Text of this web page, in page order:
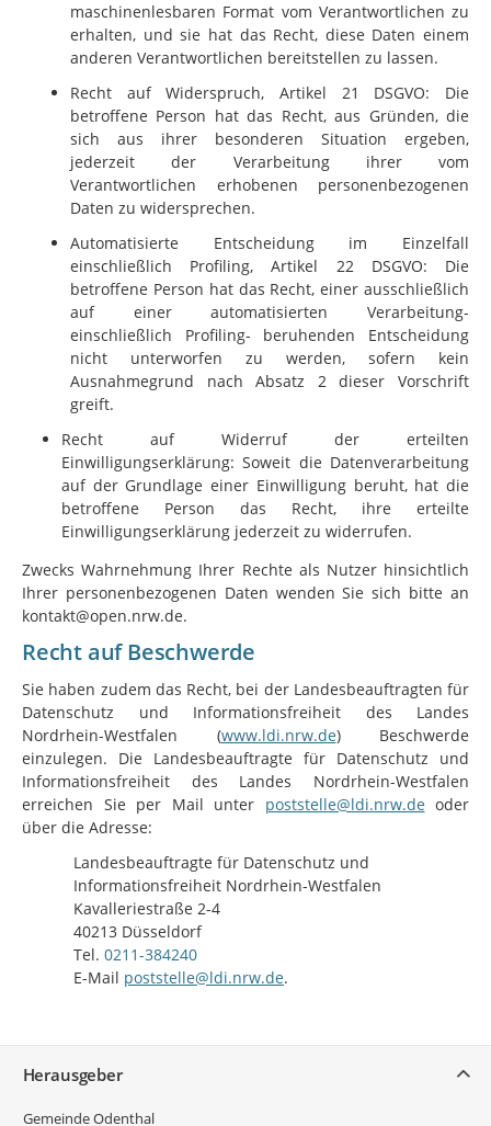
maschinenlesbaren Format vom Verantwortlichen zu
erhalten, und sie hat das Recht, diese Daten einem
anderen Verantwortlichen bereitstellen zu lassen.
Recht auf Widerspruch, Artikel 21 DSGVO: Die
betroffene Person hat das Recht, aus Gründen, die
sich aus ihrer besonderen Situation ergeben,
jederzeit der Verarbeitung ihrer vom
Verantwortlichen erhobenen personenbezogenen
Daten zu widersprechen.
Automatisierte Entscheidung im Einzelfall
einschließlich Profiling, Artikel 22 DSGVO: Die
betroffene Person hat das Recht, einer ausschließlich
auf einer automatisierten Verarbeitung-
einschließlich Profiling- beruhenden Entscheidung
nicht unterworfen zu werden, sofern kein
Ausnahmegrund nach Absatz 2 dieser Vorschrift
greift.
Recht auf Widerruf der erteilten
Einwilligungserklärung: Soweit die Datenverarbeitung
auf der Grundlage einer Einwilligung beruht, hat die
betroffene Person das Recht, ihre erteilte
Einwilligungserklärung jederzeit zu widerrufen.
Zwecks Wahrnehmung Ihrer Rechte als Nutzer hinsichtlich
Ihrer personenbezogenen Daten wenden Sie sich bitte an
kontakt@open.nrw.de.
Recht auf Beschwerde
Sie haben zudem das Recht, bei der Landesbeauftragten für
Datenschutz und Informationsfreiheit des Landes
Nordrhein-Westfalen (www.ldi.nrw.de) Beschwerde
einzulegen. Die Landesbeauftragte für Datenschutz und
Informationsfreiheit des Landes Nordrhein-Westfalen
erreichen Sie per Mail unter poststelle@ldi.nrw.deoder
über die Adresse:
Landesbeauftragte für Datenschutz und
Informationsfreiheit Nordrhein-Westfalen
Kavalleriestraße 2-4
40213 Düsseldorf
Tel. 0211-384240
E-Mail poststelle@ldi.nrw.de.
Herausgeber
Gemeinde Odenthal